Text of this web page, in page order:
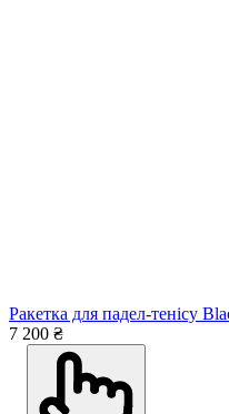
Ракетка для падел-тенісу
7 200 ₴